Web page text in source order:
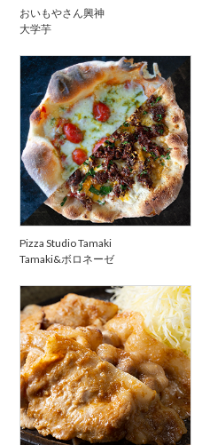
おいもやさん興神
大学芋
Pizza Studio Tamaki
Tamaki&ボロネーゼ